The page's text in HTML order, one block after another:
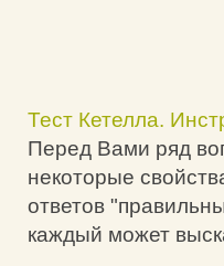
Тест Кетелла.
Перед Вами ряд
некоторые
ответов
каждый может